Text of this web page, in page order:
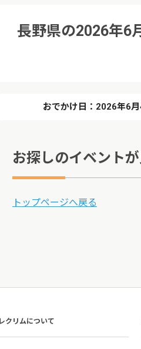
長野県の2026年6
おでかけ日：2026年6月
お探しのイベント
トップページへ戻る
レクリムについて